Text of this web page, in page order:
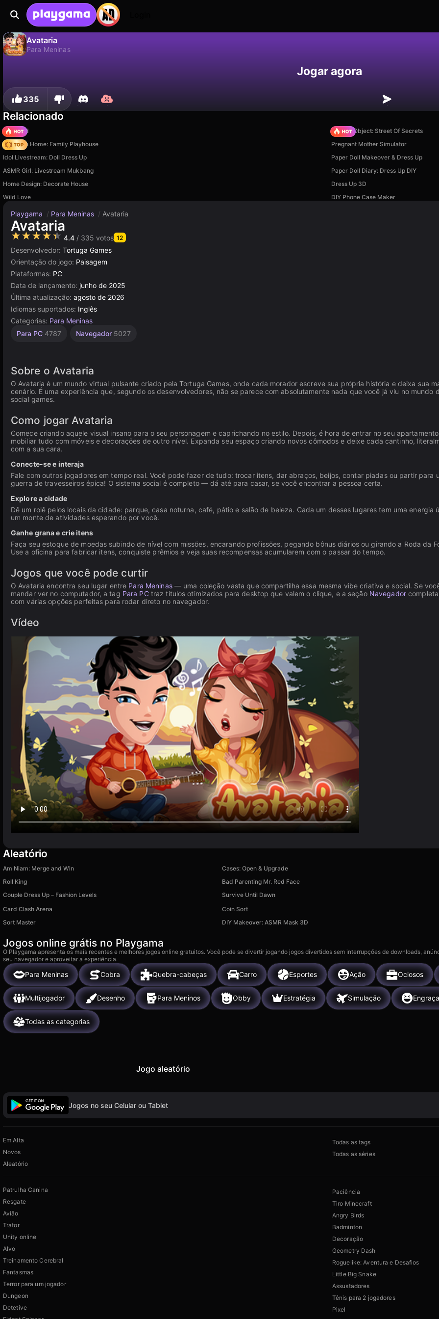
Avataria
Para Meninas
Jogar agora
335
Relacionado
TB World
Hidden Object: Street Of Secrets
My Town Home: Family Playhouse
Pregnant Mother Simulator
Idol Livestream: Doll Dress Up
Paper Doll Makeover & Dress Up
ASMR Girl: Livestream Mukbang
Paper Doll Diary: Dress Up DIY
Home Design: Decorate House
Dress Up 3D
Wild Love
DIY Phone Case Maker
Playgama / Para Meninas / Avataria
Avataria
★★★★★ 4.4 / 335 votos 12
Desenvolvedor: Tortuga Games
Orientação do jogo: Paisagem
Plataformas: PC
Data de lançamento: junho de 2025
Última atualização: agosto de 2026
Idiomas suportados: Inglês
Categorias: Para Meninas
Para PC 4787 Navegador 5027
Sobre o Avataria
O Avataria é um mundo virtual pulsante criado pela Tortuga Games, onde cada morador escreve sua própria história e deixa sua
cenário. É uma experiência que, segundo os desenvolvedores, não se parece com absolutamente nada que você já viu no mundo
social games.
Como jogar Avataria
Comece criando aquele visual insano para o seu personagem e caprichando no estilo. Depois, é hora de entrar no seu
mobiliar tudo com móveis e decorações de outro nível. Expanda seu espaço criando novos cômodos e deixe cada cantinho,
com a sua cara.
Conecte-se e interaja
Fale com outros jogadores em tempo real. Você pode fazer de tudo: trocar itens, dar abraços, beijos, contar piadas ou partir para
guerra de travesseiros épica! O sistema social é completo — dá até para casar, se você encontrar a pessoa certa.
Explore a cidade
Dê um rolê pelos locais da cidade: parque, casa noturna, café, pátio e salão de beleza. Cada um desses lugares tem uma energia
um monte de atividades esperando por você.
Ganhe grana e crie itens
Faça seu estoque de moedas subindo de nível com missões, encarando profissões, pegando bônus diários ou girando a Roda da
Use a oficina para fabricar itens, conquiste prêmios e veja suas recompensas acumularem com o passar do tempo.
Jogos que você pode curtir
O Avataria encontra seu lugar entre Para Meninas— uma coleção vasta que compartilha essa mesma vibe criativa e social. Se
mandar ver no computador, a tag Para PCtraz títulos otimizados para desktop que valem o clique, e a seção Navegadorcompleta
com várias opções perfeitas para rodar direto no navegador.
Vídeo
Aleatório
Am Niam: Merge and Win Cases: Open & Upgrade
Roll King
Bad Parenting Mr. Red Face
Couple Dress Up－Fashion Levels
Survive Until Dawn
Card Clash Arena
Coin Sort
Sort Master
DIY Makeover: ASMR Mask 3D
Jogos online grátis no Playgama
O Playgama apresenta os mais recentes e melhores jogos online gratuitos. Você pode se divertir jogando jogos divertidos sem interrupções de downloads,
seu navegador e aproveitar a experiência.
Para Meninas Cobra Quebra-cabeças Carro Esportes Ação Ociosos
Multijogador Desenho Para Meninos Obby Estratégia Simulação
Todas as categorias
Jogo aleatório
Jogos no seu Celular ou Tablet
Em Alta
Novos
Aleatório
Todas as tags
Todas as séries
Patrulha Canina
Resgate
Avião
Trator
Unity online
Alvo
Treinamento Cerebral
Fantasmas
Terror para um jogador
Dungeon
Detetive
Paciência
Tiro Minecraft
Angry Birds
Badminton
Decoração
Geometry Dash
Roguelike: Aventura e Desafios
Little Big Snake
Assustadores
Tênis para 2 jogadores
Pixel